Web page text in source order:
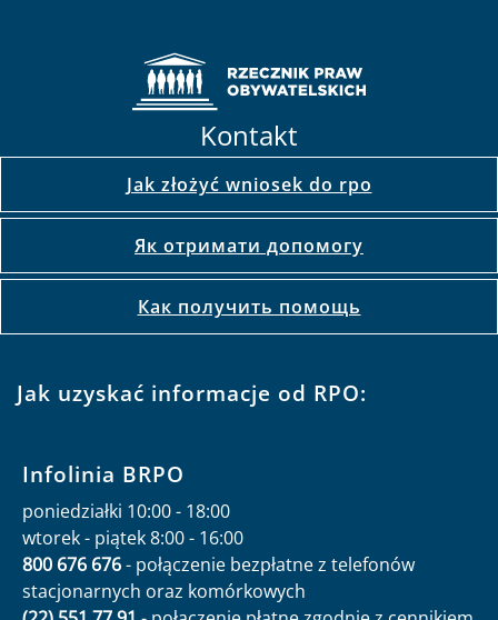
Kontakt
Jak złożyć wniosek do rpo
Як отримати допомогу
Как получить помощь
Jak uzyskać informacje od RPO:
Infolinia BRPO
poniedziałki 10:00 - 18:00
wtorek - piątek 8:00 - 16:00
800 676 676- połączenie bezpłatne z telefonów
stacjonarnych oraz komórkowych